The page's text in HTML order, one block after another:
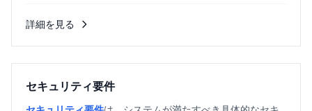
詳細を見る
セキュリティ要件